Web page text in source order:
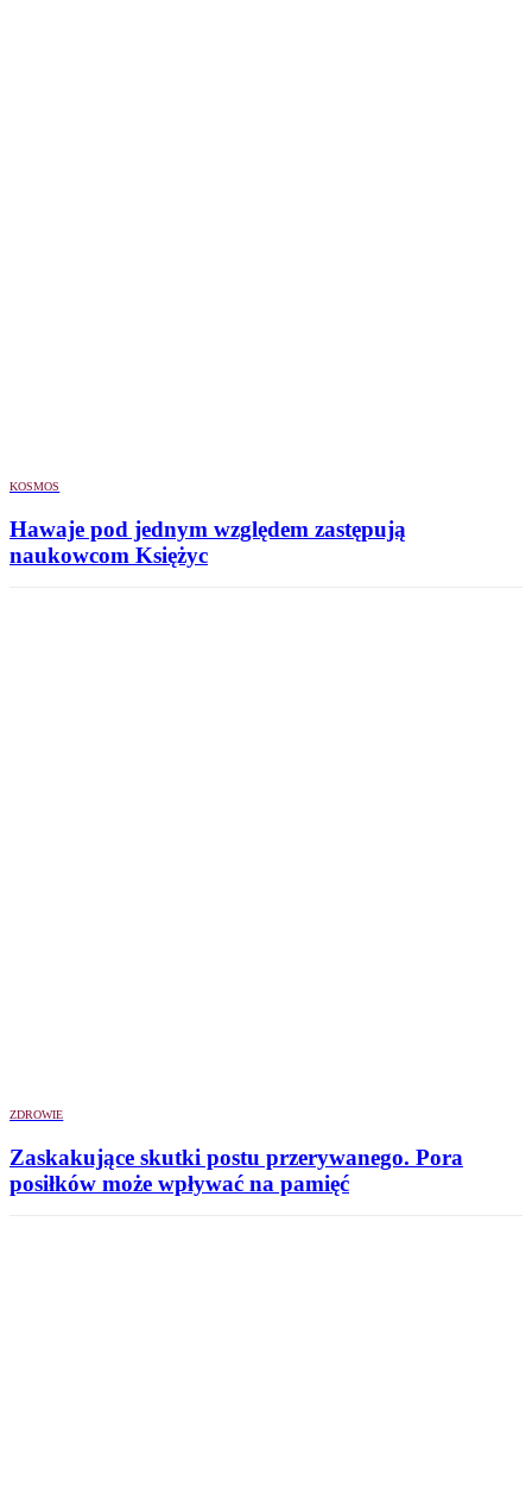
KOSMOS
Hawaje pod jednym względem zastępują
naukowcom Księżyc
ZDROWIE
Zaskakujące skutki postu przerywanego. Pora
posiłków może wpływać na pamięć